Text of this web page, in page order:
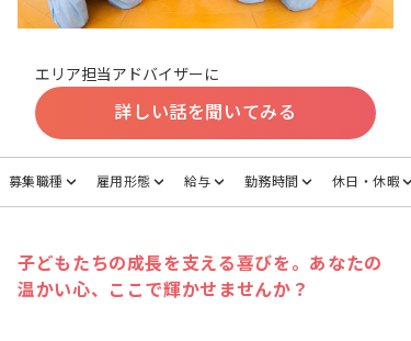
エリア担当アドバイザーに
詳しい話を聞いてみる
募集職種 雇用形態 給与 勤務時間 休日・休暇
子どもたちの成長を支える喜びを。あなたの
温かい心、ここで輝かせませんか？